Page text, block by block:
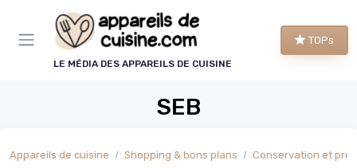
LE MÉDIA DES APPAREILS DE CUISINE
TOPs
SEB
Appareils de cuisine Shopping & bons plans Conservation et préparation
Panneau de gestion des cookies